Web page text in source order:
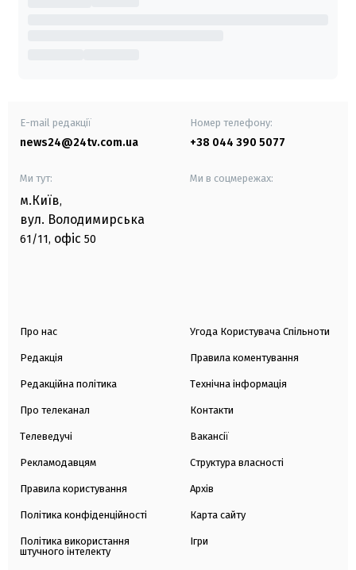
E-mail редакції
news24@24tv.com.ua
Номер телефону:
+38 044 390 5077
Ми тут:
м.Київ,
вул. Володимирська
61/11, офіс 50
Ми в соцмережах:
Про нас
Редакція
Редакційна політика
Про телеканал
Телеведучі
Рекламодавцям
Правила користування
Політика конфіденційності
Політика використання
штучного інтелекту
Угода Користувача Спільноти
Правила коментування
Технічна інформація
Контакти
Вакансії
Структура власності
Архів
Карта сайту
Ігри